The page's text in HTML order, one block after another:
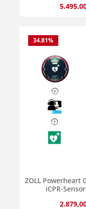
Produkt
34.81%
ZOLL Powerheart
iCPR-